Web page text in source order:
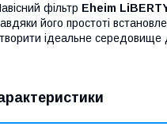
фільтр Eheim
його простоті
ідеальне середовище